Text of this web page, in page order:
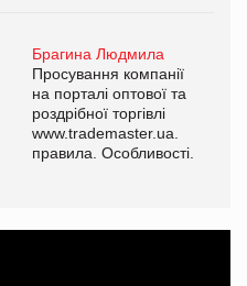
Брагина Людмила
Просування компанії
на порталі оптової та
роздрібної торгівлі
www.trademaster.ua.
правила. Особливості.